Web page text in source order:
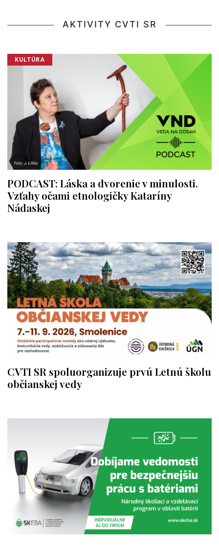
AKTIVITY CVTI SR
KULTÚRA
PODCAST: Láska a dvorenie v minulosti.
Vzťahy očami etnologičky Kataríny
Nádaskej
CVTI SR spoluorganizuje prvú Letnú školu
občianskej vedy